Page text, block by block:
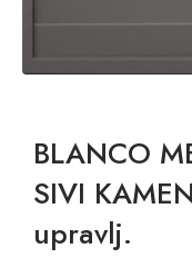
BLANCO
SIVI
upravlj.